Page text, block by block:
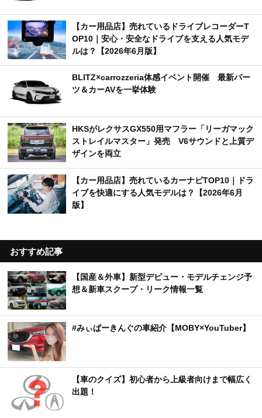
【カー用品店】売れているドライブレコーダーT
OP10｜安心・安全なドライブを支える人気モデ
ルは？【2026年6月版】
BLITZ×carrozzeria体感イベント開催 最新パー
ツ＆カーAVを一挙体験
HKSがレクサスGX550用マフラー「リーガマック
ストレイルマスター」発売 V6サウンドと上質デ
ザインを両立
【カー用品店】売れているカーナビTOP10｜ドラ
イブを快適にする人気モデルは？【2026年6月
版】
おすすめ記事
【国産＆外車】新型デビュー・モデルチェンジ予
想＆新車スクープ・リーク情報一覧
#みぃぱーきんぐの車紹介【MOBY×YouTuber】
【車のクイズ】初心者から上級者向けまで幅広く
出題！